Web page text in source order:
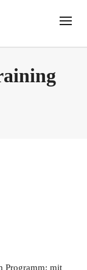
Programm: mit